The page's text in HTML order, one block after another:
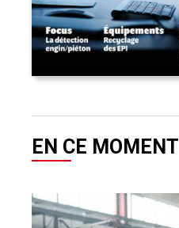
EN CE MOMENT